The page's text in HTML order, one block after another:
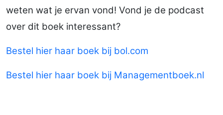
weten wat je ervan vond! Vond je de podcast
over dit boek interessant?
Bestel hier haar boek bij bol.com
Bestel hier haar boek bij Managementboek.nl